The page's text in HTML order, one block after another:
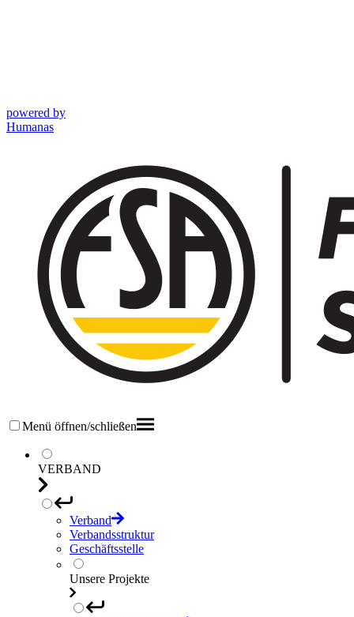
powered by
Humanas
Menü öffnen/schließen
VERBAND
Verband
Verbandsstruktur
Geschäftsstelle
Unsere Projekte